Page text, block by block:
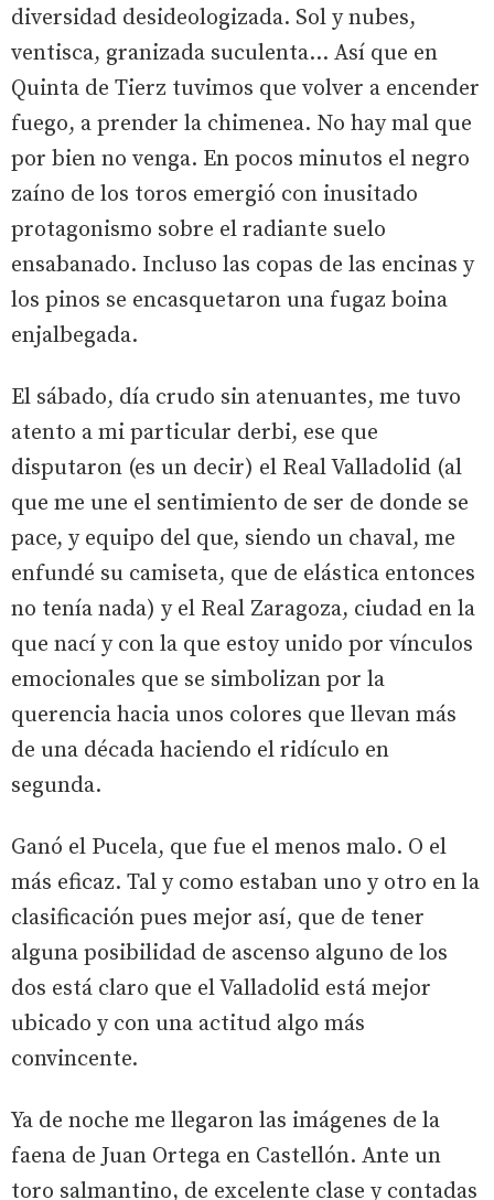
diversidad desideologizada. Sol y nubes,
ventisca, granizada suculenta… Así que en
Quinta de Tierz tuvimos que volver a encender
fuego, a prender la chimenea. No hay mal que
por bien no venga. En pocos minutos el negro
zaíno de los toros emergió con inusitado
protagonismo sobre el radiante suelo
ensabanado. Incluso las copas de las encinas y
los pinos se encasquetaron una fugaz boina
enjalbegada.
El sábado, día crudo sin atenuantes, me tuvo
atento a mi particular derbi, ese que
disputaron (es un decir) el Real Valladolid (al
que me une el sentimiento de ser de donde se
pace, y equipo del que, siendo un chaval, me
enfundé su camiseta, que de elástica entonces
no tenía nada) y el Real Zaragoza, ciudad en la
que nací y con la que estoy unido por vínculos
emocionales que se simbolizan por la
querencia hacia unos colores que llevan más
de una década haciendo el ridículo en
segunda.
Ganó el Pucela, que fue el menos malo. O el
más eficaz. Tal y como estaban uno y otro en la
clasificación pues mejor así, que de tener
alguna posibilidad de ascenso alguno de los
dos está claro que el Valladolid está mejor
ubicado y con una actitud algo más
convincente.
Ya de noche me llegaron las imágenes de la
faena de Juan Ortega en Castellón. Ante un
toro salmantino, de excelente clase y contadas